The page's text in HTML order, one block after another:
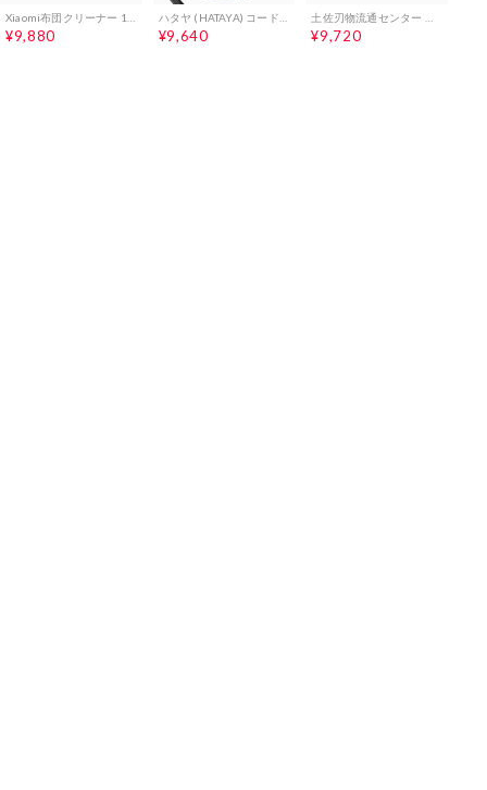
¥9,880 ¥9,640 ¥9,720